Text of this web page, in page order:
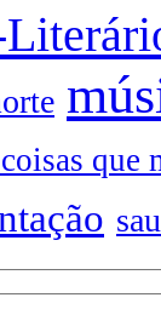
que